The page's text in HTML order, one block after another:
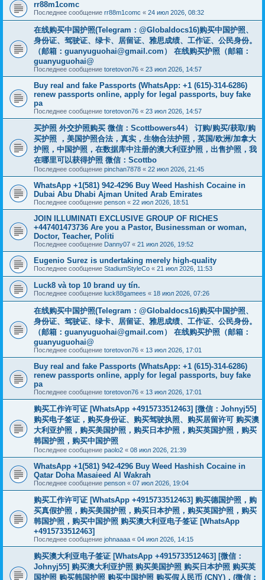
rr88m1comc
Последнее сообщение rr88m1comc « 24 июл 2026, 08:32
在线购买中国护照(Telegram：@Globaldocs16)购买中国护照、
身份证、驾驶证、绿卡、居留证、雅思成绩、工作证、公民身份。
（邮箱： guanyuguohai@gmail.com ） 在线购买护照（邮箱：
guanyuguohai@
Последнее сообщение toretovon76 « 23 июл 2026, 14:57
Buy real and fake Passports (WhatsApp: +1 (615)-314-6286)
renew passports online, apply for legal passports, buy fake
pa
Последнее сообщение toretovon76 « 23 июл 2026, 14:57
买护照 外交护照购买 微信：Scottbowers44） 订购/购买/获取/购
买护照 ，美国护照合法，真实，生物合法护照，英国/欧洲/加拿大
护照，中国护照，在数据库中注册的澳大利亚护照，出售护照，我
在哪里可以获得护照 微信：Scottbo
Последнее сообщение pinchan7878 « 22 июл 2026, 21:45
WhatsApp +1(581) 942-4296 Buy Weed Hashish Cocaine in
Dubai Abu Dhabi Ajman United Arab Emirates
Последнее сообщение penson « 22 июл 2026, 18:51
JOIN ILLUMINATI EXCLUSIVE GROUP OF RICHES
+447401473736 Are you a Pastor, Businessman or woman,
Doctor, Teacher, Politi
Последнее сообщение Danny07 « 21 июл 2026, 19:52
Eugenio Surez is undertaking merely high-quality
Последнее сообщение StadiumStyleCo « 21 июл 2026, 11:53
Luck8 và top 10 brand uy tín.
Последнее сообщение luck88gamees « 18 июл 2026, 07:26
在线购买中国护照(Telegram：@Globaldocs16)购买中国护照、
身份证、驾驶证、绿卡、居留证、雅思成绩、工作证、公民身份。
（邮箱： guanyuguohai@gmail.com ） 在线购买护照（邮箱：
guanyuguohai@
Последнее сообщение toretovon76 « 13 июл 2026, 17:01
Buy real and fake Passports (WhatsApp: +1 (615)-314-6286)
renew passports online, apply for legal passports, buy fake
pa
Последнее сообщение toretovon76 « 13 июл 2026, 17:01
购买工作许可证 [WhatsApp +4915733512463] [微信：Johnyj55]
购买电子签证，购买身份证、购买驾驶执照、购买居留许可 购买澳
大利亚护照，购买美国护照，购买日本护照，购买英国护照，购买
韩国护照，购买中国护照
Последнее сообщение paolo2 « 08 июл 2026, 21:39
WhatsApp +1(581) 942-4296 Buy Weed Hashish Cocaine in
Qatar Doha Masaieed Al Wakrah
Последнее сообщение penson « 07 июл 2026, 19:04
购买工作许可证 [WhatsApp +4915733512463] 购买德国护照，购
买真假护照，购买美国护照，购买日本护照，购买英国护照，购买
韩国护照，购买中国护照 购买澳大利亚电子签证 [WhatsApp
+4915733512463]
Последнее сообщение johnaaaa « 04 июл 2026, 14:15
购买澳大利亚电子签证 [WhatsApp +4915733512463] [微信：
Johnyj55] 购买澳大利亚护照 购买美国护照 购买日本护照 购买英
国护照 购买韩国护照 购买中国护照 购买假人民币 (CNY)，(微信：